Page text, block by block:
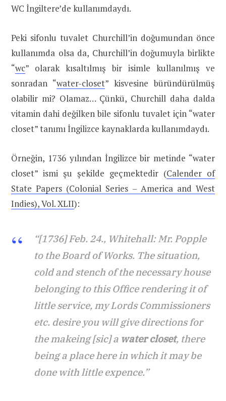
WC İngiltere’de kullanımdaydı.
Peki sifonlu tuvalet Churchill’in doğumundan önce
kullanımda olsa da, Churchill’in doğumuyla birlikte
“wc” olarak kısaltılmış bir isimle kullanılmış ve
sonradan “water-closet” kisvesine büründürülmüş
olabilir mi? Olamaz… Çünkü, Churchill daha dalda
vitamin dahi değilken bile sifonlu tuvalet için “water
closet” tanımı İngilizce kaynaklarda kullanımdaydı.
Örneğin, 1736 yılından İngilizce bir metinde “water
closet” ismi şu şekilde geçmektedir (Calender of
State Papers (Colonial Series – America and West
Indies), Vol. XLII):
“[1736] Feb. 24., Whitehall: Mr. Popple
to the Board of Works. The situation,
cold and stench of the necessary house
belonging to this Office rendering it of
little service, my Lords Commissioners
etc. desire you will give directions for
the makeing [sic] a water closet, there
being a place here in which it may be
done with little expence.”